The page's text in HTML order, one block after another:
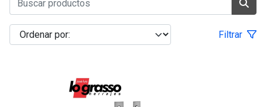
Filtrar